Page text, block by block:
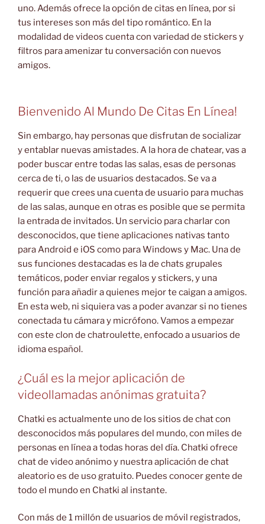
uno. Además ofrece la opción de citas en línea, por si
tus intereses son más del tipo romántico. En la
modalidad de videos cuenta con variedad de stickers y
filtros para amenizar tu conversación con nuevos
amigos.
Bienvenido Al Mundo De Citas En Línea!
Sin embargo, hay personas que disfrutan de socializar
y entablar nuevas amistades. A la hora de chatear, vas a
poder buscar entre todas las salas, esas de personas
cerca de ti, o las de usuarios destacados. Se va a
requerir que crees una cuenta de usuario para muchas
de las salas, aunque en otras es posible que se permita
la entrada de invitados. Un servicio para charlar con
desconocidos, que tiene aplicaciones nativas tanto
para Android e iOS como para Windows y Mac. Una de
sus funciones destacadas es la de chats grupales
temáticos, poder enviar regalos y stickers, y una
función para añadir a quienes mejor te caigan a amigos.
En esta web, ni siquiera vas a poder avanzar si no tienes
conectada tu cámara y micrófono. Vamos a empezar
con este clon de chatroulette, enfocado a usuarios de
idioma español.
¿Cuál es la mejor aplicación de
videollamadas anónimas gratuita?
Chatki es actualmente uno de los sitios de chat con
desconocidos más populares del mundo, con miles de
personas en línea a todas horas del día. Chatki ofrece
chat de video anónimo y nuestra aplicación de chat
aleatorio es de uso gratuito. Puedes conocer gente de
todo el mundo en Chatki al instante.
Con más de 1 millón de usuarios de móvil registrados,